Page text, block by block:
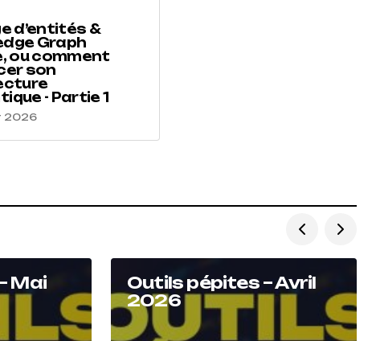
d’entités &
Graph
ou comment
son
- Partie 1
2026
Mai
Outils pépites – Avril
2026